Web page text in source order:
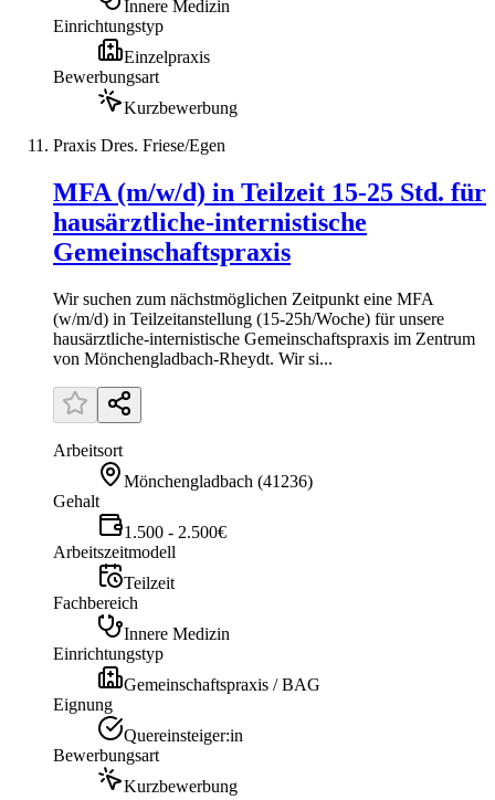
Innere Medizin
Einrichtungstyp
Einzelpraxis
Bewerbungsart
Kurzbewerbung
Praxis Dres. Friese/Egen
MFA (m/w/d) in Teilzeit 15-25 Std. für
hausärztliche-internistische
Gemeinschaftspraxis
Wir suchen zum nächstmöglichen Zeitpunkt eine MFA
(w/m/d) in Teilzeitanstellung (15-25h/Woche) für unsere
hausärztliche-internistische Gemeinschaftspraxis im Zentrum
von Mönchengladbach-Rheydt. Wir si...
Arbeitsort
Mönchengladbach (41236)
Gehalt
1.500 - 2.500€
Arbeitszeitmodell
Teilzeit
Fachbereich
Innere Medizin
Einrichtungstyp
Gemeinschaftspraxis / BAG
Eignung
Quereinsteiger:in
Bewerbungsart
Kurzbewerbung